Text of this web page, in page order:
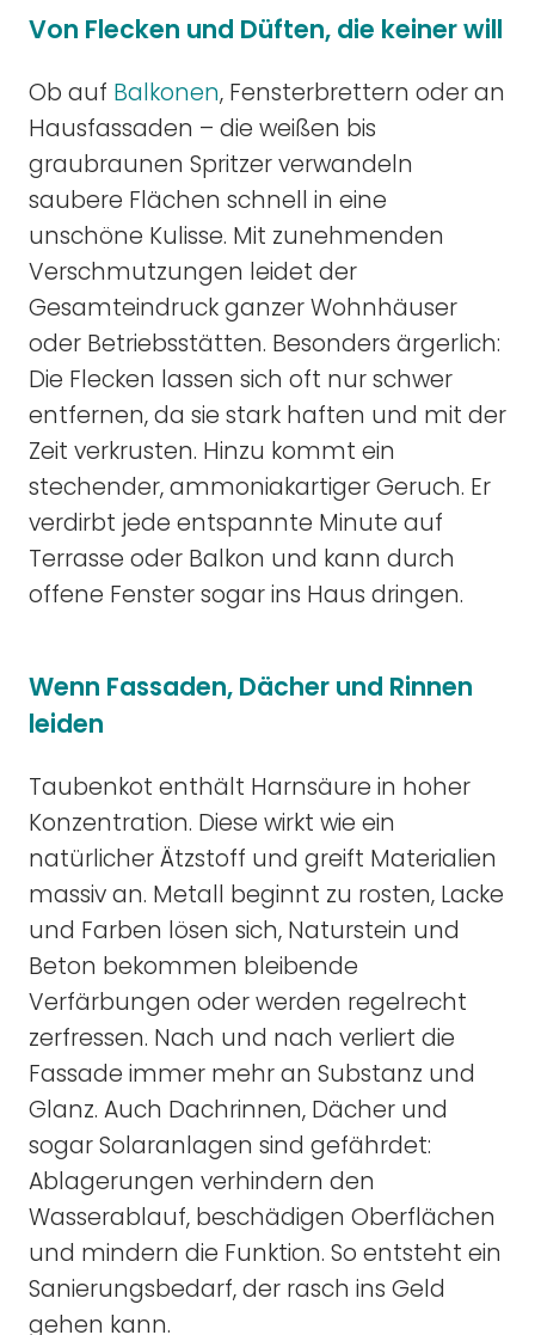
Von Flecken und Düften, die keiner will
Ob auf Balkonen, Fensterbrettern oder an
Hausfassaden – die weißen bis
graubraunen Spritzer verwandeln
saubere Flächen schnell in eine
unschöne Kulisse. Mit zunehmenden
Verschmutzungen leidet der
Gesamteindruck ganzer Wohnhäuser
oder Betriebsstätten. Besonders ärgerlich:
Die Flecken lassen sich oft nur schwer
entfernen, da sie stark haften und mit der
Zeit verkrusten. Hinzu kommt ein
stechender, ammoniakartiger Geruch. Er
verdirbt jede entspannte Minute auf
Terrasse oder Balkon und kann durch
offene Fenster sogar ins Haus dringen.
Wenn Fassaden, Dächer und Rinnen
leiden
Taubenkot enthält Harnsäure in hoher
Konzentration. Diese wirkt wie ein
natürlicher Ätzstoff und greift Materialien
massiv an. Metall beginnt zu rosten, Lacke
und Farben lösen sich, Naturstein und
Beton bekommen bleibende
Verfärbungen oder werden regelrecht
zerfressen. Nach und nach verliert die
Fassade immer mehr an Substanz und
Glanz. Auch Dachrinnen, Dächer und
sogar Solaranlagen sind gefährdet:
Ablagerungen verhindern den
Wasserablauf, beschädigen Oberflächen
und mindern die Funktion. So entsteht ein
Sanierungsbedarf, der rasch ins Geld
gehen kann.